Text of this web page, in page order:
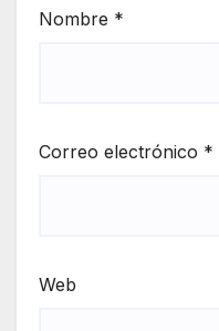
Nombre *
Correo electrónico *
Web